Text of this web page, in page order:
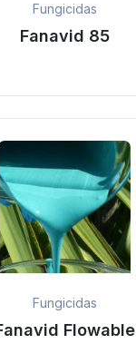
Fungicidas
Fanavid 85
Fungicidas
Flowable